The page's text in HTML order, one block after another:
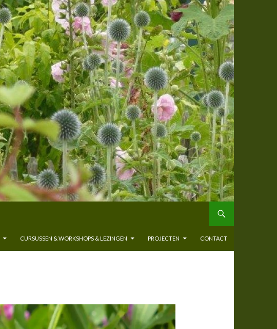
CURSUSSEN & WORKSHOPS & LEZINGEN PROJECTEN CONTACT